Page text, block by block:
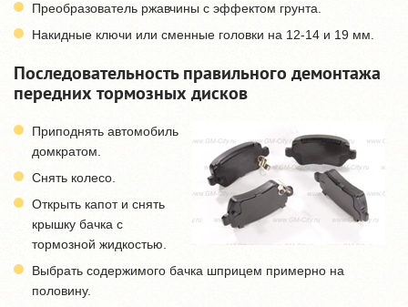
Преобразователь ржавчины с эффектом грунта.
Накидные ключи или сменные головки на 12-14 и 19 мм.
Последовательность правильного демонтажа
передних тормозных дисков
Приподнять автомобиль
домкратом.
Снять колесо.
Открыть капот и снять
крышку бачка с
тормозной жидкостью.
Выбрать содержимого бачка шприцем примерно на
половину.